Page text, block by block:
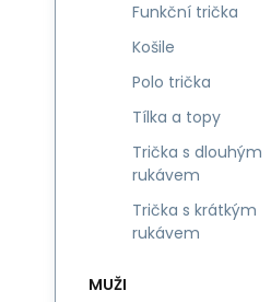
Funkční trička
Košile
Polo trička
Tílka a topy
Trička s dlouhým
rukávem
Trička s krátkým
rukávem
MUŽI